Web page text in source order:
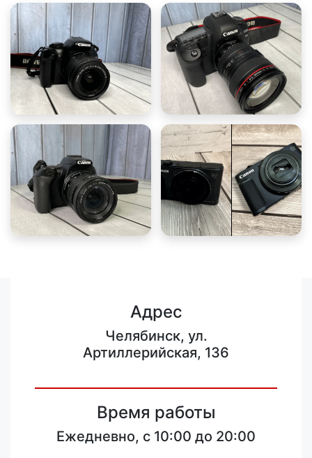
Адрес
Челябинск, ул.
Артиллерийская, 136
Время работы
Ежедневно, с 10:00 до 20:00